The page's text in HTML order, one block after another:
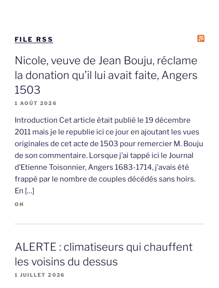
FILE RSS
Nicole, veuve de Jean Bouju, réclame
la donation qu’il lui avait faite, Angers
1503
1 AOÛT 2026
Introduction Cet article était publié le 19 décembre
2011 mais je le republie ici ce jour en ajoutant les vues
originales de cet acte de 1503 pour remercier M. Bouju
de son commentaire. Lorsque j’ai tappé ici le Journal
d’Etienne Toisonnier, Angers 1683-1714, j’avais été
frappé par le nombre de couples décédés sans hoirs.
En […]
OH
ALERTE : climatiseurs qui chauffent
les voisins du dessus
1 JUILLET 2026